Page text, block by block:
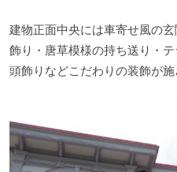
建物正面中央には車寄せ風の
飾り・唐草模様の持ち送り・
頭飾りなどこだわりの装飾が施